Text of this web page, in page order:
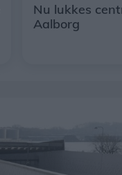
Nu lukkes
Aalborg